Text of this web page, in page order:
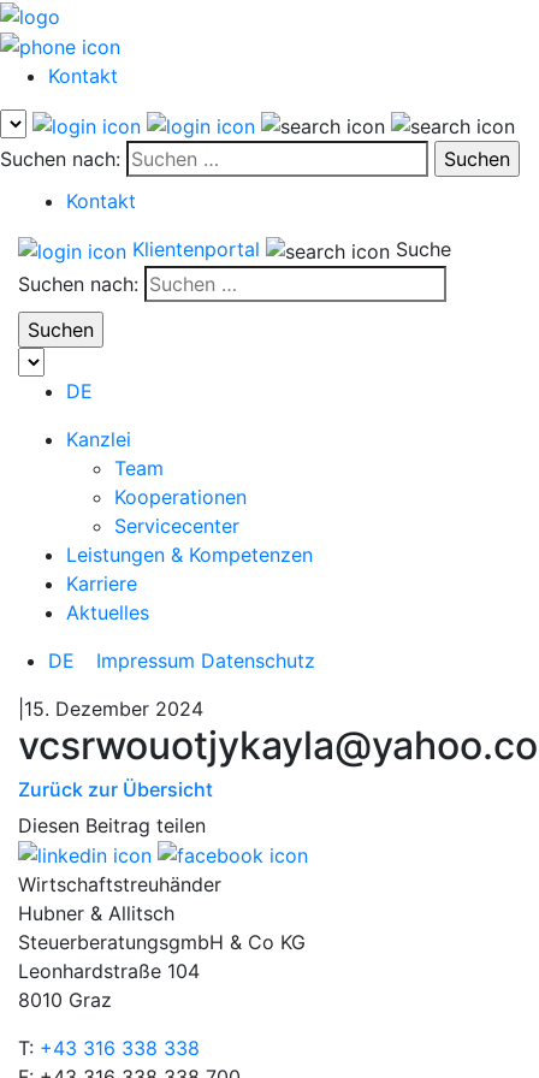
Kontakt
Suchen nach:
Kontakt
Klientenportal
Suche
Suchen nach:
DE
Kanzlei
Team
Kooperationen
Servicecenter
Leistungen & Kompetenzen
Karriere
Aktuelles
DE
Impressum Datenschutz
|15. Dezember 2024
Zurück zur Übersicht
Diesen Beitrag teilen
Wirtschaftstreuhänder
Hubner & Allitsch
SteuerberatungsgmbH & Co KG
Leonhardstraße 104
8010 Graz
T: +43 316 338 338